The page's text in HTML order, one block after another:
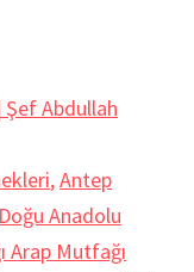
,Antep
Doğu Anadolu
Arap Mutfağı